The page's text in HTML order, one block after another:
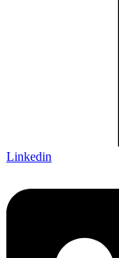
Linkedin